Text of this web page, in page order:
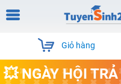
Giỏ hàng
💥 NGÀY HỘI